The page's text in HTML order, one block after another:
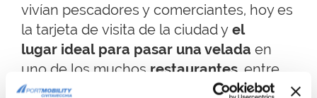
vivían pescadores y comerciantes, hoy es
la tarjeta de visita de la ciudad y el
lugar ideal para pasar una velada en
uno de los muchos restaurantes , entre
los perfumes y los sabores típicos de la